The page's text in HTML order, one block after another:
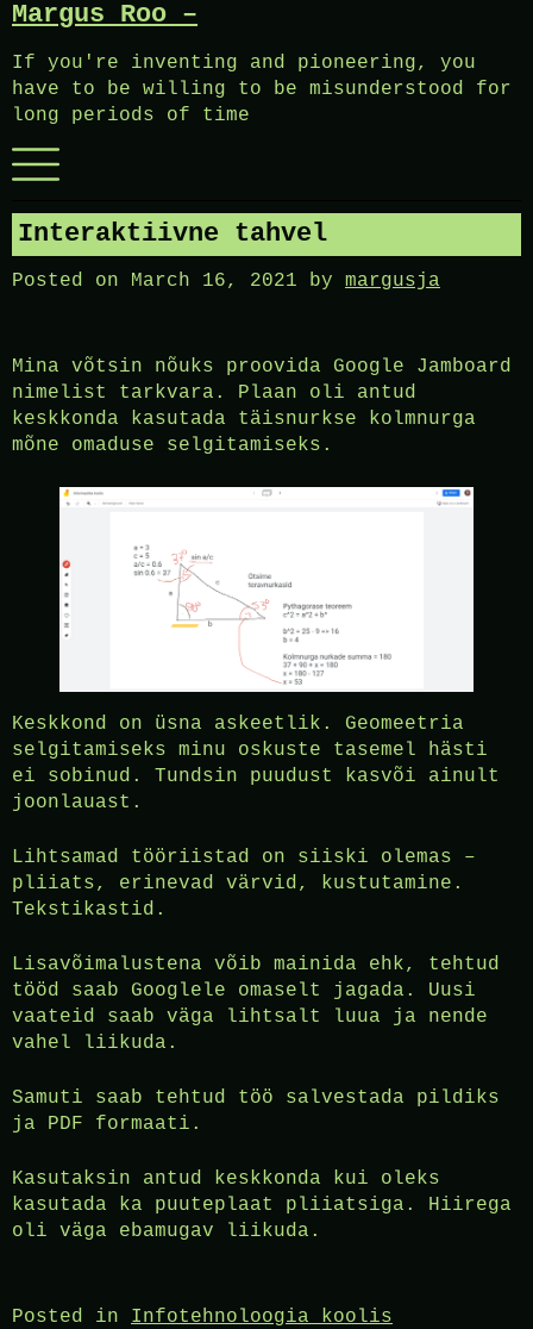
Skip
content
Margus Roo –
If you're inventing and pioneering, you
have to be willing to be misunderstood for
long periods of time
Menu
Interaktiivne tahvel
Posted on March 16, 2021 by margusja
Mina võtsin nõuks proovida Google Jamboard
nimelist tarkvara. Plaan oli antud
keskkonda kasutada täisnurkse kolmnurga
mõne omaduse selgitamiseks.
Keskkond on üsna askeetlik. Geomeetria
selgitamiseks minu oskuste tasemel hästi
ei sobinud. Tundsin puudust kasvõi ainult
joonlauast.
Lihtsamad tööriistad on siiski olemas –
pliiats, erinevad värvid, kustutamine.
Tekstikastid.
Lisavõimalustena võib mainida ehk, tehtud
tööd saab Googlele omaselt jagada. Uusi
vaateid saab väga lihtsalt luua ja nende
vahel liikuda.
Samuti saab tehtud töö salvestada pildiks
ja PDF formaati.
Kasutaksin antud keskkonda kui oleks
kasutada ka puuteplaat pliiatsiga. Hiirega
oli väga ebamugav liikuda.
Posted in Infotehnoloogia koolis